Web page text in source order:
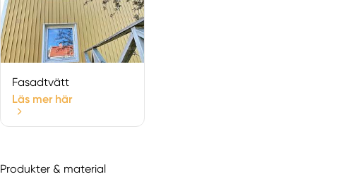
Fasadtvätt
Läs mer här
Produkter & material